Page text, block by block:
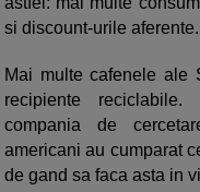
si discount-urile aferente.
Mai multe cafenele ale
recipiente
compania de
americani au cumparat
de gand sa faca asta in